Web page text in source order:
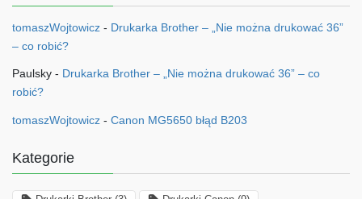
tomaszWojtowicz - Drukarka Brother – „Nie można drukować 36”
– co robić?
Paulsky - Drukarka Brother – „Nie można drukować 36” – co
robić?
tomaszWojtowicz - Canon MG5650 błąd B203
Kategorie